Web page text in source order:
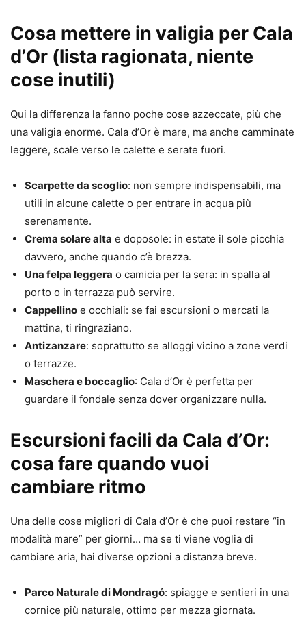
Cosa mettere in valigia per Cala
d’Or (lista ragionata, niente
cose inutili)
Qui la differenza la fanno poche cose azzeccate, più che
una valigia enorme. Cala d’Or è mare, ma anche camminate
leggere, scale verso le calette e serate fuori.
Scarpette da scoglio: non sempre indispensabili, ma
utili in alcune calette o per entrare in acqua più
serenamente.
Crema solare alta e doposole: in estate il sole picchia
davvero, anche quando c’è brezza.
Una felpa leggera o camicia per la sera: in spalla al
porto o in terrazza può servire.
Cappellino e occhiali: se fai escursioni o mercati la
mattina, ti ringraziano.
Antizanzare: soprattutto se alloggi vicino a zone verdi
o terrazze.
Maschera e boccaglio: Cala d’Or è perfetta per
guardare il fondale senza dover organizzare nulla.
Escursioni facili da Cala d’Or:
cosa fare quando vuoi
cambiare ritmo
Una delle cose migliori di Cala d’Or è che puoi restare “in
modalità mare” per giorni… ma se ti viene voglia di
cambiare aria, hai diverse opzioni a distanza breve.
Parco Naturale di Mondragó: spiagge e sentieri in una
cornice più naturale, ottimo per mezza giornata.